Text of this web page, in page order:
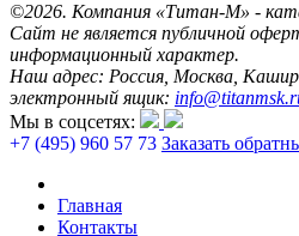
©2026. Компания «Титан-М» -
Сайт не является публичной
информационный характер.
Наш адрес: Россия, Москва,
электронный ящик:
Мы в соцсетях:
+7 (495) 960 57 73 Заказать
Главная
Контакты